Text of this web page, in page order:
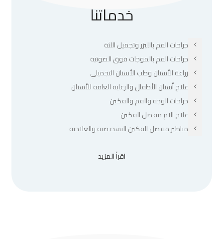
خدماتنا
جراحات الفم بالليزر وتجميل اللثة
جراحات الفم بالموجات فوق الصوتية
زراعة الأسنان وطب الأسنان التجميلي
علاج أسنان الأطفال والرعاية العامة للأسنان
جراحات الوجه والفم والفكين
علاج الام مفصل الفكين
مناظير مفصل الفكين التشخيصية والعلاجية
اقرأ المزيد